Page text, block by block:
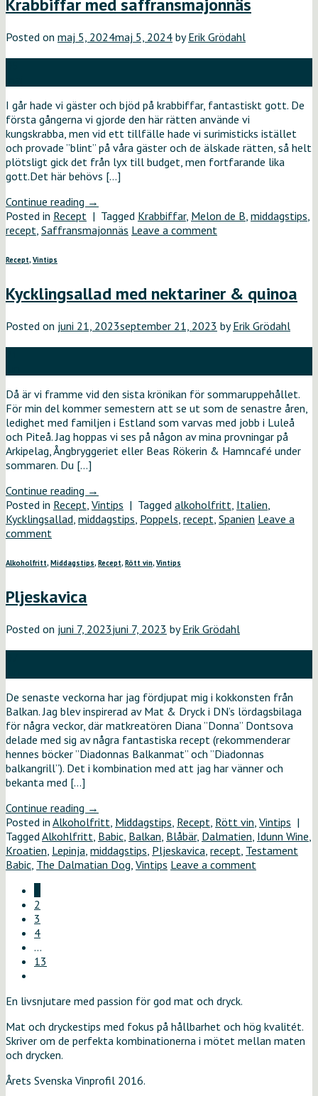
Krabbiffar med saffransmajonnäs
Posted on maj 5, 2024maj 5, 2024 byErik Grödahl
I går hade vi gäster och bjöd på krabbiffar, fantastiskt gott. De
första gångerna vi gjorde den här rätten använde vi
kungskrabba, men vid ett tillfälle hade vi surimisticks istället
och provade ”blint” på våra gäster och de älskade rätten, så helt
plötsligt gick det från lyx till budget, men fortfarande lika
gott.Det här behövs […]
Continue reading →
Posted in Recept | Tagged Krabbiffar, Melon de B, middagstips,
recept, Saffransmajonnäs Leave a comment
Recept, Vintips
Kycklingsallad med nektariner & quinoa
Posted on juni 21, 2023september 21, 2023 byErik Grödahl
Då är vi framme vid den sista krönikan för sommaruppehållet.
För min del kommer semestern att se ut som de senastre åren,
ledighet med familjen i Estland som varvas med jobb i Luleå
och Piteå. Jag hoppas vi ses på någon av mina provningar på
Arkipelag, Ångbryggeriet eller Beas Rökerin & Hamncafé under
sommaren. Du […]
Continue reading →
Posted in Recept, Vintips | Tagged alkoholfritt, Italien,
Kycklingsallad, middagstips, Poppels, recept, Spanien Leave a
comment
Alkoholfritt, Middagstips, Recept, Rött vin, Vintips
Pljeskavica
Posted on juni 7, 2023juni 7, 2023 byErik Grödahl
De senaste veckorna har jag fördjupat mig i kokkonsten från
Balkan. Jag blev inspirerad av Mat & Dryck i DN’s lördagsbilaga
för några veckor, där matkreatören Diana ”Donna” Dontsova
delade med sig av några fantastiska recept (rekommenderar
hennes böcker ”Diadonnas Balkanmat” och ”Diadonnas
balkangrill”). Det i kombination med att jag har vänner och
bekanta med […]
Continue reading →
Posted in Alkoholfritt Middagstips Recept Rött vin Vintips |
Tagged Alkohlfritt Babic Balkan Blåbär, Dalmatien Idunn Wine
Kroatien Lepinja middagstips Pljeskavica recept Testament
Babic The Dalmatian Dog Vintips Leave a comment
2
3
4
…
13
En livsnjutare med passion för god mat och dryck.
Mat och dryckestips med fokus på hållbarhet och hög kvalitét.
Skriver om de perfekta kombinationerna i mötet mellan maten
och drycken.
Årets Svenska Vinprofil 2016.